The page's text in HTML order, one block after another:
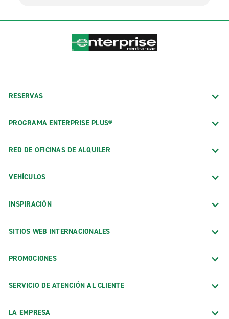
RESERVAS
PROGRAMA ENTERPRISE PLUS®
RED DE OFICINAS DE ALQUILER
VEHÍCULOS
INSPIRACIÓN
SITIOS WEB INTERNACIONALES
PROMOCIONES
SERVICIO DE ATENCIÓN AL CLIENTE
LA EMPRESA